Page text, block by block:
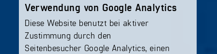
Verwendung von Google Analytics
Diese Website benutzt bei aktiver
Zustimmung durch den
Seitenbesucher Google Analytics, einen